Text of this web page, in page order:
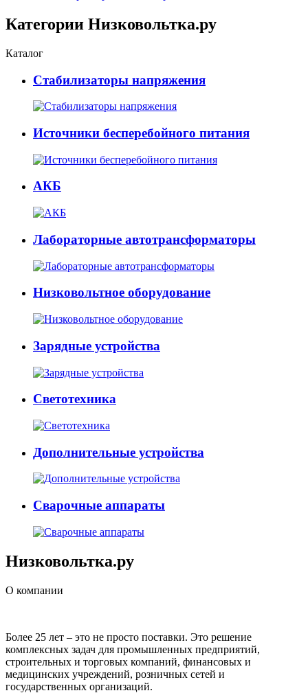
Категории Низковольтка.ру
Каталог
Стабилизаторы напряжения
Источники бесперебойного питания
АКБ
Лабораторные автотрансформаторы
Низковольтное оборудование
Зарядные устройства
Светотехника
Дополнительные устройства
Сварочные аппараты
Низковольтка.ру
О компании
Более 25 лет – это не просто поставки. Это решение
комплексных задач для промышленных предприятий,
строительных и торговых компаний, финансовых и
медицинских учреждений, розничных сетей и
государственных организаций.